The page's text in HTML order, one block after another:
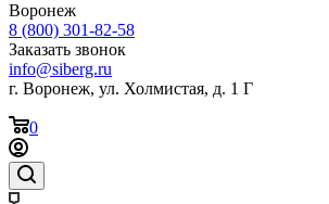
Воронеж
8 (800) 301-82-58
Заказать звонок
info@siberg.ru
г. Воронеж, ул. Холмистая, д. 1 Г
0